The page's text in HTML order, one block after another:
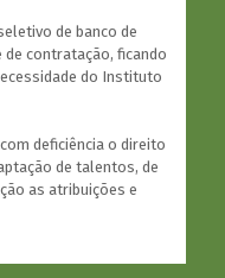
de banco de
contratação, ficando
do Instituto
deficiência o direito
de talentos, de
as atribuições e